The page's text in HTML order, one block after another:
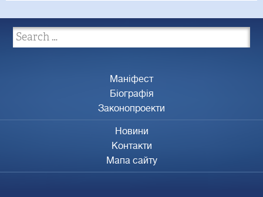
Маніфест
Біографія
Законопроекти
Новини
Контакти
Мапа сайту